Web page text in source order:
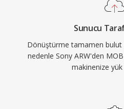
Sunucu
Dönüştürme tamamen bulut
nedenle Sony ARW'den
makinenize